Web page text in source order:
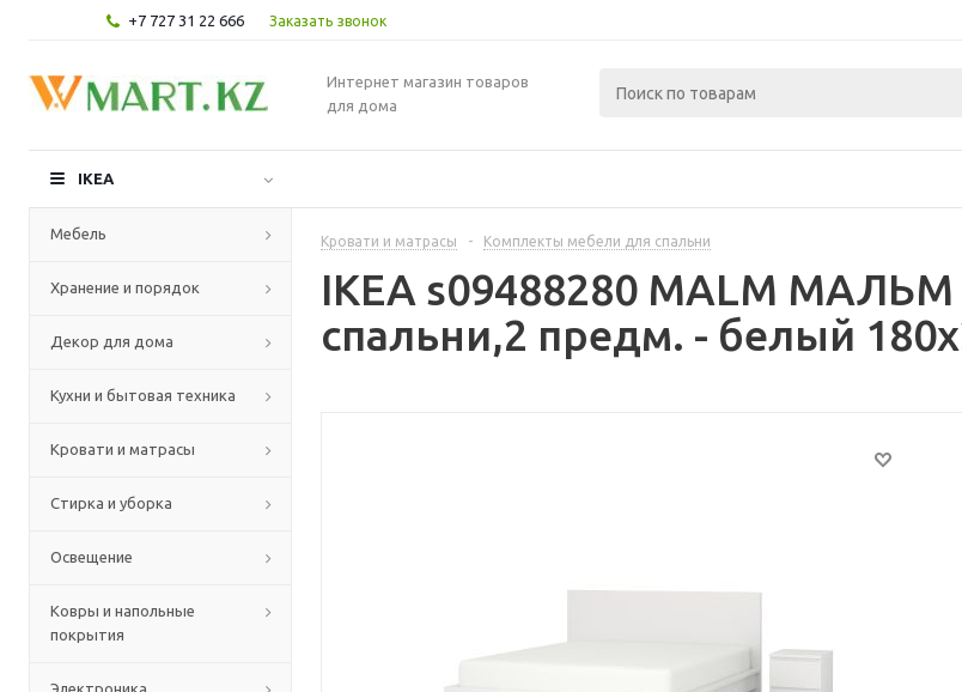
+7 727 31 22 666 Заказать звонок
Интернет магазин товаров
для дома
IKEA
Мебель
Хранение и порядок
Декор для дома
Кухни и бытовая техника
Кровати и матрасы
Стирка и уборка
Освещение
Ковры и напольные
покрытия
Электроника
Кровати и матрасы - Комплекты мебели для спальни
IKEA s09488280 MALM
спальни,2 предм. - белый